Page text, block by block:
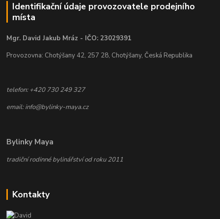
Identifikační údaje provozovatele prodejního
místa
Mgr. David Jakub Mráz - IČO: 23029391
Provozovna: Chotýšany 42, 257 28, Chotýšany, Česká Republika
telefon: +420 730 249 327
email: info@bylinky-maya.cz
Bylinky Maya
tradiční rodinné bylinářství od roku 2011
Kontakty